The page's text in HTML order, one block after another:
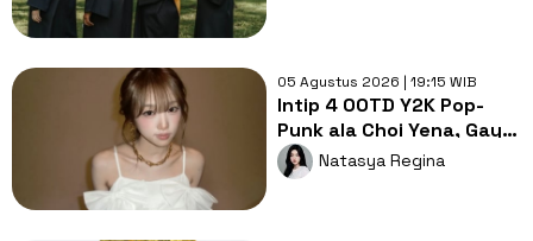
05 Agustus 2026 | 19:15 WIB
Intip 4 OOTD Y2K Pop-
Punk ala Choi Yena, Gaya
Lebih Cute dan Rebel!
Natasya Regina